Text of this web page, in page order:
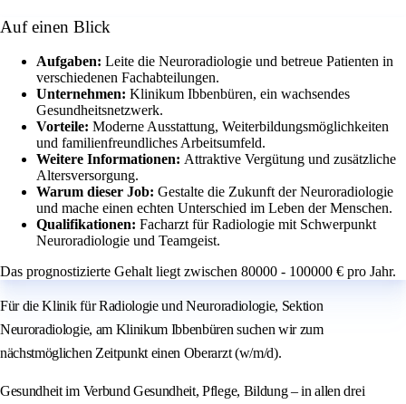
Auf einen Blick
Aufgaben: Leite die Neuroradiologie und betreue Patienten in
verschiedenen Fachabteilungen.
Unternehmen: Klinikum Ibbenbüren, ein wachsendes
Gesundheitsnetzwerk.
Vorteile: Moderne Ausstattung, Weiterbildungsmöglichkeiten
und familienfreundliches Arbeitsumfeld.
Weitere Informationen: Attraktive Vergütung und zusätzliche
Altersversorgung.
Warum dieser Job: Gestalte die Zukunft der Neuroradiologie
und mache einen echten Unterschied im Leben der Menschen.
Qualifikationen: Facharzt für Radiologie mit Schwerpunkt
Neuroradiologie und Teamgeist.
Das prognostizierte Gehalt liegt zwischen 80000 - 100000 € pro Jahr.
Für die Klinik für Radiologie und Neuroradiologie, Sektion
Neuroradiologie, am Klinikum Ibbenbüren suchen wir zum
nächstmöglichen Zeitpunkt einen Oberarzt (w/m/d).
Gesundheit im Verbund Gesundheit, Pflege, Bildung – in allen drei